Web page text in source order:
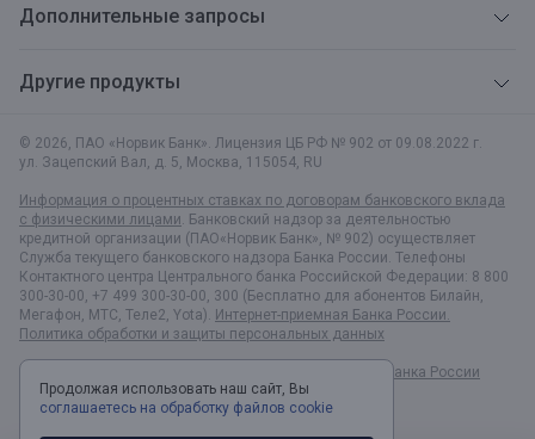
© 2026, ПАО «Норвик Банк». Лицензия ЦБ РФ № 902 от 09.08.2022 г.
ул. Зацепский Вал, д. 5, Москва, 115054, RU
Информация о процентных ставках по договорам банковского вклада
с физическими лицами. Банковский надзор за деятельностью
кредитной организации (ПАО«Норвик Банк», № 902) осуществляет
Служба текущего банковского надзора Банка России. Телефоны
Контактного центра Центрального банка Российской Федерации: 8 800
300-30-00, +7 499 300-30-00, 300 (Бесплатно для абонентов Билайн,
Мегафон, МТС, Теле2, Yota). Интернет-приемная Банка России.
Политика обработки и защиты персональных данных
Раскрытие информации в соответствии c Указанием Банка России
№6496-У
Дополнительные запросы
Другие продукты
Продолжая использовать наш сайт, Вы
соглашаетесь на обработку файлов cookie